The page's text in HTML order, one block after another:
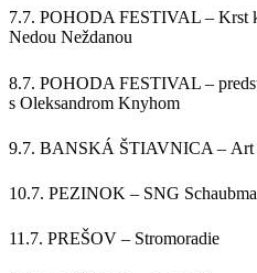
7.7. POHODA FESTIVAL – Krst
Nedou Neždanou
8.7. POHODA FESTIVAL –
s Oleksandrom Knyhom
9.7. BANSKÁ ŠTIAVNICA – Art
10.7. PEZINOK – SNG
11.7. PREŠOV – Stromoradie